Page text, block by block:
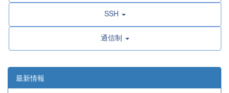
SSH
通信制
最新情報